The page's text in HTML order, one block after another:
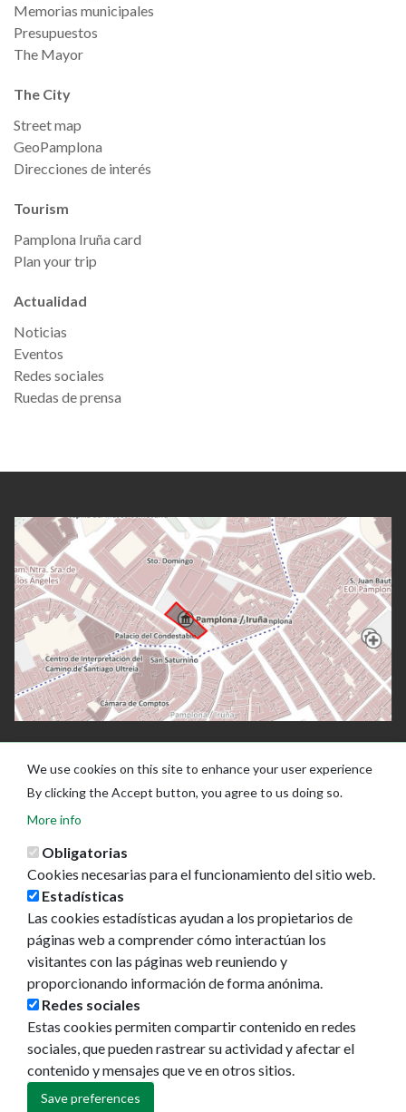
Memorias municipales
Presupuestos
The Mayor
The City
Street map
GeoPamplona
Direcciones de interés
Tourism
Pamplona Iruña card
Plan your trip
Actualidad
Noticias
Eventos
Redes sociales
Ruedas de prensa
Ayuntamiento de Pamplona
Plaza Consistorial, s/n
31001 - Pamplona
948 420 100
pamplona@pamplona.es
Footer
menu
Aviso legal
Política de cookies
Política de privacidad
We use cookies on this site to enhance your user experience
By clicking the Accept button, you agree to us doing so.
More info
Obligatorias
Cookies necesarias para el funcionamiento del sitio web.
Estadísticas
Las cookies estadísticas ayudan a los propietarios de
páginas web a comprender cómo interactúan los
visitantes con las páginas web reuniendo y
proporcionando información de forma anónima.
Redes sociales
Estas cookies permiten compartir contenido en redes
sociales, que pueden rastrear su actividad y afectar el
contenido y mensajes que ve en otros sitios.
Save preferences